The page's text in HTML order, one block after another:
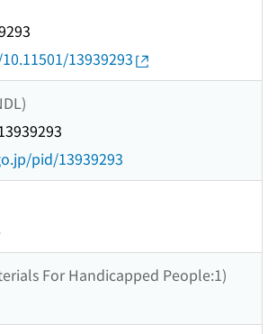
13939293
pid/13939293
For Handicapped People:1)